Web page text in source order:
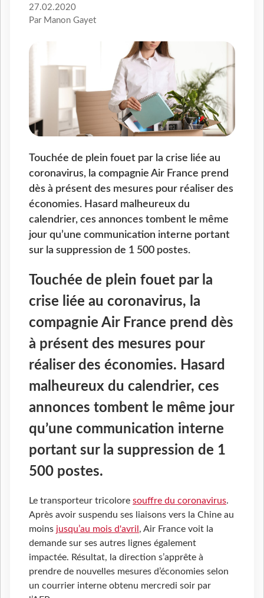
27.02.2020
Par Manon Gayet
Touchée de plein fouet par la crise liée au
coronavirus, la compagnie Air France prend
dès à présent des mesures pour réaliser des
économies. Hasard malheureux du
calendrier, ces annonces tombent le même
jour qu’une communication interne portant
sur la suppression de 1 500 postes.
Touchée de plein fouet par la
crise liée au coronavirus, la
compagnie Air France prend dès
à présent des mesures pour
réaliser des économies. Hasard
malheureux du calendrier, ces
annonces tombent le même jour
qu’une communication interne
portant sur la suppression de 1
500 postes.
Le transporteur tricolore souffre du coronavirus.
Après avoir suspendu ses liaisons vers la Chine au
moins jusqu’au mois d'avril , Air France voit la
demande sur ses autres lignes également
impactée. Résultat, la direction s’apprête à
prendre de nouvelles mesures d’économies selon
un courrier interne obtenu mercredi soir par